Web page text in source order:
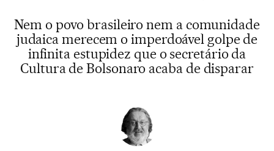
Nem o povo brasileiro nem a comunidade
judaica merecem o imperdoável golpe de
infinita estupidez que o secretário da
Cultura de Bolsonaro acaba de disparar